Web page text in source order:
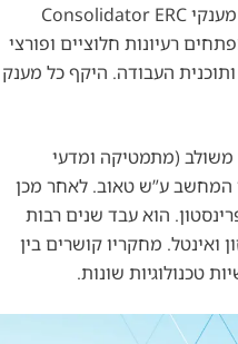
Consolidator Grant לשנת 2025. מענקי Consolidator ERC
רעיונות חלוציים ופורצי
העבודה. היקף כל מענק
משולב (מתמטיקה ומדעי
המחשב ע”ש טאוב. לאחר מכן
הוא עבד שנים רבות
ואינטל. מחקריו קושרים בין
טכנולוגיות שונות.